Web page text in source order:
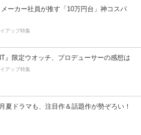
メーカー社員が推す「10万円台」神コスパ
アップ特集
』限定ウオッチ、プロデューサーの感想は
アップ特集
夏ドラマも、注目作＆話題作が勢ぞろい！